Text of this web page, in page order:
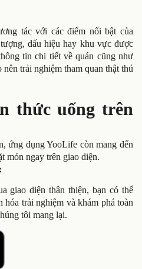
tác với các điểm nổi bật của
dấu hiệu hay khu vực được
tin chi tiết về quán cũng như
trải nghiệm tham quan thật thú
thức uống trên
ứng dụng YooLife còn mang đến
món ngay trên giao diện.
giao diện thân thiện, bạn có thể
hóa trải nghiệm và khám phá toàn
tôi mang lại.